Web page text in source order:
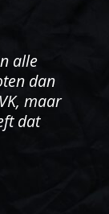
alle
dan
maar
dat